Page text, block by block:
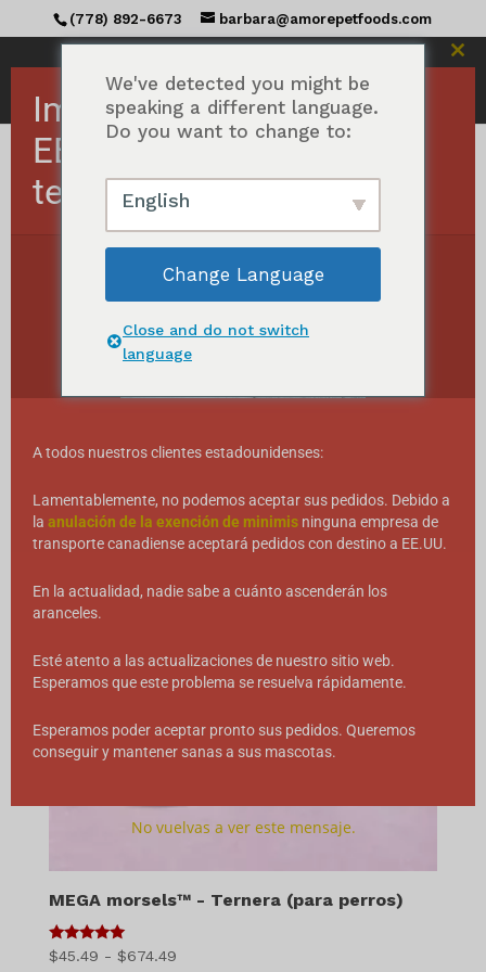
(778) 892-6673 barbara@amorepetfoods.com
Inicio
/ Productos etiquetados con "Maximum
Nutrición máxima
Mostrando todos los resultados 28Ordenados
MEGA morsels™ - Ternera (para perros)
5
de 5
$45.49 - $674.49Gama
We've detected you might be
speaking a different language.
Do you want to change to:
English
Change Language
Close and do not switch
language
Importante Pedidos a
EE.UU. suspendidos
temporalmente.
A todos nuestros clientes estadounidenses:
Lamentablemente, no podemos aceptar sus pedidos. Debido a
la anulación de la exención de minimis ninguna empresa de
transporte canadiense aceptará pedidos con destino a EE.UU.
En la actualidad, nadie sabe a cuánto ascenderán los
aranceles.
Esté atento a las actualizaciones de nuestro sitio web.
Esperamos que este problema se resuelva rápidamente.
Esperamos poder aceptar pronto sus pedidos. Queremos
conseguir y mantener sanas a sus mascotas.
No vuelvas a ver este mensaje.